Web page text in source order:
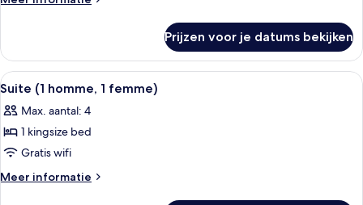
suite
Prijzen voor je datums bekijken
Alle
foto's
voor
Suite
(1
homme,
Een woonkamer met een
9
Suite (1 homme, 1 femme)
Max. aantal: 4
1 kingsize bed
Gratis wifi
Meer informatie
Meer